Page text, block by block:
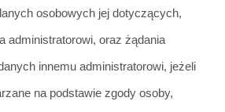
osobowych jej dotyczących,
administratorowi, oraz żądania
nych innemu administratorowi, jeżeli
na podstawie zgody osoby,